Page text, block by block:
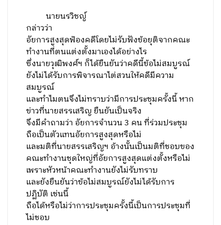
นายนรวิชญ์
กล่าวว่า
อัยการสูงสุดฟ้องคดีโดยไม่รับฟังข้อยุติจากคณะ
ทำงานที่ตนแต่งตั้งมาเองได้อย่างไร
ซึ่งนายวุฒิพงศ์ฯ ก็ได้ยืนยันว่าคดีนี้ข้อไม่สมบูรณ์
ยังไม่ได้รับการพิจารณาไต่สวนให้คดีมีความ
สมบูรณ์
และทำไมตนจึงไม่ทราบว่ามีการประชุมครั้งนี้ หาก
ข่าวที่นายสรรเสริญ ยืนยันเป็นจริง
จึงมีคำถามว่า อัยการจำนวน 3 คน ที่ร่วมประชุม
ถือเป็นตัวแทนอัยการสูงสุดหรือไม่
และมติที่นายสรรเสริญฯ อ้างนั้นเป็นมติที่ชอบของ
คณะทำงานชุดใหญ่ที่อัยการสูงสุดแต่งตั้งหรือไม่
เพราะหัวหน้าคณะทำงานยังไม่รับทราบ
และยังยืนยันว่าข้อไม่สมบูรณ์ยังไม่ได้รับการ
ปฏิบัติ เช่นนี้
ถือได้หรือไม่ว่าการประชุมครั้งนี้เป็นการประชุมที่
ไม่ชอบ